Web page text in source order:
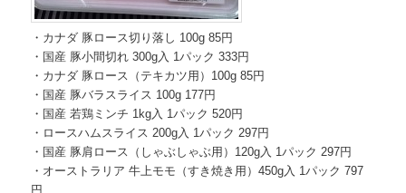
・カナダ 豚ロース切り落し 100g 85円
・国産 豚小間切れ 300g入 1パック 333円
・カナダ 豚ロース（テキカツ用）100g 85円
・国産 豚バラスライス 100g 177円
・国産 若鶏ミンチ 1kg入 1パック 520円
・ロースハムスライス 200g入 1パック 297円
・国産 豚肩ロース（しゃぶしゃぶ用）120g入 1パック 297円
・オーストラリア 牛上モモ（すき焼き用）450g入 1パック 797
円